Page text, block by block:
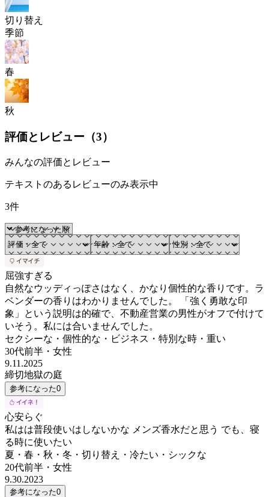
切り替え
季節
春
秋
評価とレビュー（3）
みんなの評価とレビュー
テキストのあるレビューのみ表示中
3件
屈強すぎる
自然なウッディっぽさはなく、かなり個性的な香りです。ラ
ベンダーの香りはわかりませんでした。 「強く勇敢な印
象」という説明は的確で、不動産営業の男性がオフで付けて
いそう。私には合いませんでした。
セクシーな・個性的な・ビジネス・特別な時・重い
30代前半 ・ 女性
9.11.2025
締切地獄の庭
参考になった0
心安らぐ
私はは普段使いはしないかな メンズ香水だと思う でも、寝
る時に使いたい
夏・春・秋・冬・切り替え・冷たい・シックな
20代前半 ・ 女性
9.30.2023
参考になった0